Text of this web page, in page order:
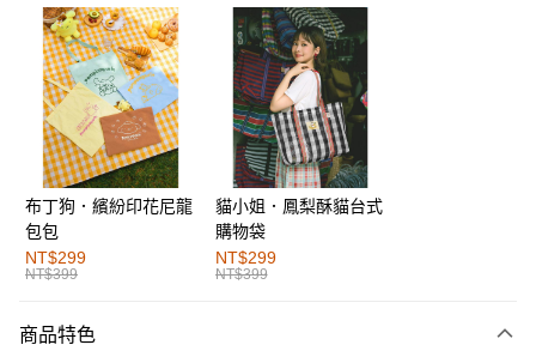
購物金
超商取貨付款
LINE Pay
街口支付
運送方式
全家取貨付款
每筆NT$60，滿NT$1,000(含以上)免運費
付款後全家取貨
布丁狗．繽紛印花尼龍
包包
NT$299
NT$399
貓小姐．鳳梨酥貓台式
購物袋
NT$299
NT$399
商品特色